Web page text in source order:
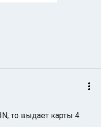
то выдает карты 4